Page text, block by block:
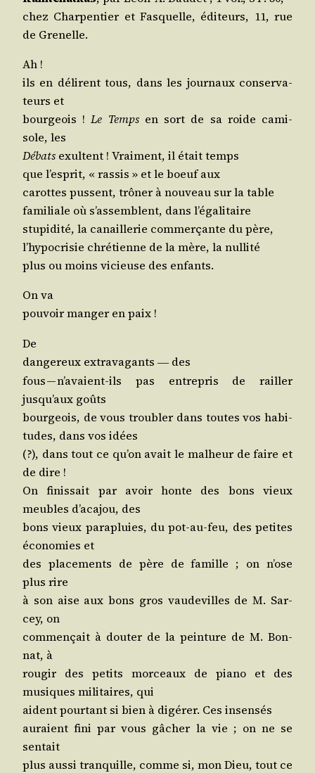
chez Char­pen­tier et Fas­quelle, édi­teurs, 11, rue
de Grenelle.
Ah !
ils en délirent tous, dans les jour­naux conser­va­
teurs et
bour­geois !Le Tempsen sort de sa roide cami­
sole, les
Débats exultent ! Vrai­ment, il était temps
que l’esprit, « ras­sis » et le boeuf aux
carottes pussent, trô­ner à nou­veau sur la table
fami­liale où s’assemblent, dans l’égalitaire
stu­pi­di­té, la canaille­rie com­mer­çante du père,
l’hypocrisie chré­tienne de la mère, la nullité
plus ou moins vicieuse des enfants.
On va
pou­voir man­ger en paix !
De
dan­ge­reux extra­va­gants ― des
fous — n’avaient-ils pas entre­pris de railler
jusqu’aux goûts
bour­geois, de vous trou­bler dans toutes vos habi­
tudes, dans vos idées
(?), dans tout ce qu’on avait le mal­heur de faire et
de dire !
On finis­sait par avoir honte des bons vieux
meubles d’acajou, des
bons vieux para­pluies, du pot-au-feu, des petites
éco­no­mies et
des pla­ce­ments de père de famille ; on n’ose
plus rire
à son aise aux bons gros vau­de­villes de M. Sar­
cey, on
com­men­çait à dou­ter de la pein­ture de M. Bon­
nat, à
rou­gir des petits mor­ceaux de pia­no et des
musiques mili­taires, qui
aident pour­tant si bien à digé­rer. Ces insensés
auraient fini par vous gâcher la vie ; on ne se
sentait
plus aus­si tran­quille, comme si, mon Dieu, tout ce